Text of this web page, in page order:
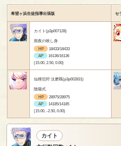
希望ヶ浜生徒指導出張版 セ
カイト(p3p007128)
雨夜の映し身
HP
18433/18433
AP
16136/16136
(15.00, 2.50, 0.00)
仙狸厄狩 汰磨羈(p3p002831)
陰陽式
HP
28975/28975
AP
14185/14185
(15.00, -2.50, 0.00)
カイト